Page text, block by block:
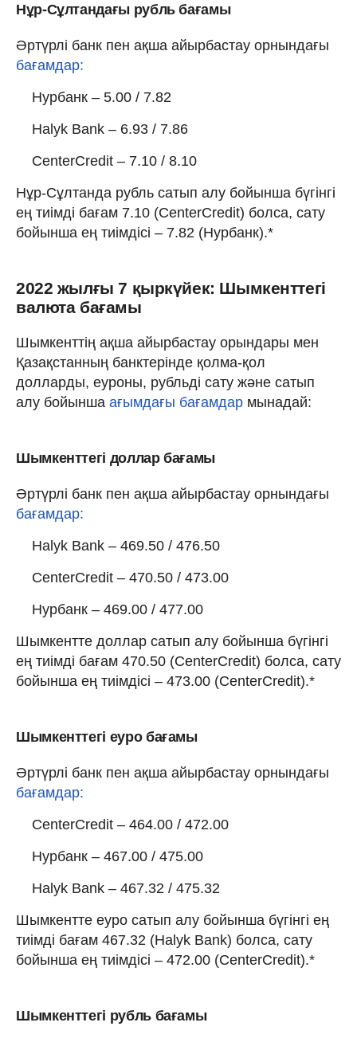
Нұр-Сұлтандағы рубль бағамы
Әртүрлі банк пен ақша айырбастау орнындағы
бағамдар:
Нурбанк – 5.00 / 7.82
Halyk Bank – 6.93 / 7.86
CenterCredit – 7.10 / 8.10
Нұр-Сұлтанда рубль сатып алу бойынша бүгінгі
ең тиімді бағам 7.10 (CenterCredit) болса, сату
бойынша ең тиімдісі – 7.82 (Нурбанк).*
2022 жылғы 7 қыркүйек: Шымкенттегі
валюта бағамы
Шымкенттің ақша айырбастау орындары мен
Қазақстанның банктерінде қолма-қол
долларды, еуроны, рубльді сату және сатып
алу бойынша ағымдағы бағамдар мынадай:
Шымкенттегі доллар бағамы
Әртүрлі банк пен ақша айырбастау орнындағы
бағамдар:
Halyk Bank – 469.50 / 476.50
CenterCredit – 470.50 / 473.00
Нурбанк – 469.00 / 477.00
Шымкентте доллар сатып алу бойынша бүгінгі
ең тиімді бағам 470.50 (CenterCredit) болса, сату
бойынша ең тиімдісі – 473.00 (CenterCredit).*
Шымкенттегі еуро бағамы
Әртүрлі банк пен ақша айырбастау орнындағы
бағамдар:
CenterCredit – 464.00 / 472.00
Нурбанк – 467.00 / 475.00
Halyk Bank – 467.32 / 475.32
Шымкентте еуро сатып алу бойынша бүгінгі ең
тиімді бағам 467.32 (Halyk Bank) болса, сату
бойынша ең тиімдісі – 472.00 (CenterCredit).*
Шымкенттегі рубль бағамы